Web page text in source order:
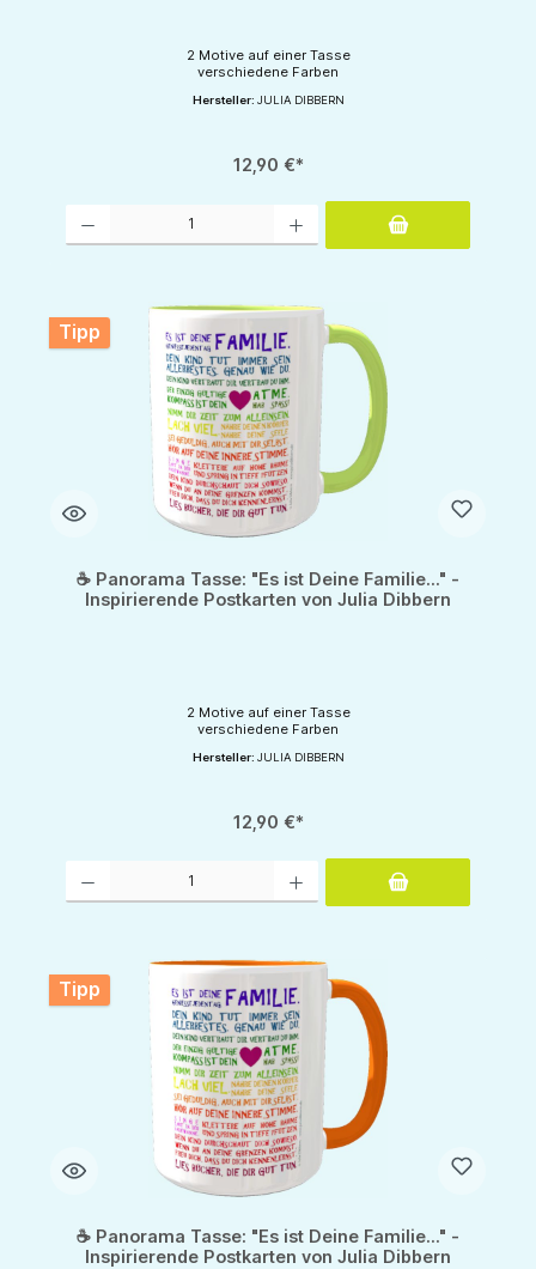
2 Motive auf einer Tasse
verschiedene Farben
Hersteller: JULIA DIBBERN
12,90 €*
Tipp
☕ Panorama Tasse: "Es ist Deine Familie..." -
Inspirierende Postkarten von Julia Dibbern
2 Motive auf einer Tasse
verschiedene Farben
Hersteller: JULIA DIBBERN
12,90 €*
Tipp
☕ Panorama Tasse: "Es ist Deine Familie..." -
Inspirierende Postkarten von Julia Dibbern